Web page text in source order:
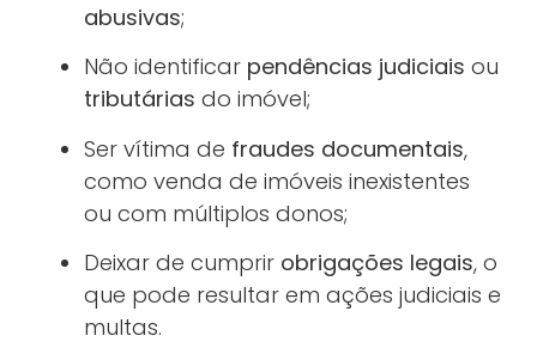
abusivas;
Não identificar pendências judiciais ou
tributárias do imóvel;
Ser vítima de fraudes documentais,
como venda de imóveis inexistentes
ou com múltiplos donos;
Deixar de cumprir obrigações legais, o
que pode resultar em ações judiciais e
multas.